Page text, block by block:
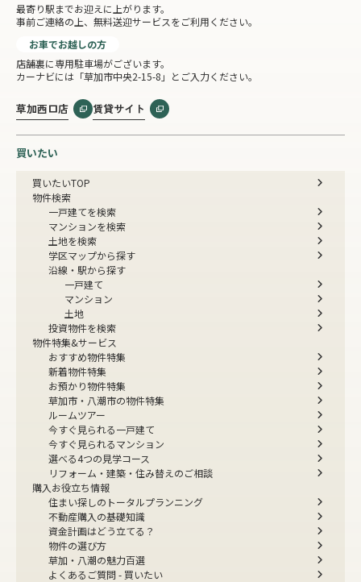
最寄り駅までお迎えに上がります。
事前ご連絡の上、無料送迎サービスをご利用ください。
お車でお越しの方
店舗裏に専用駐車場がございます。
カーナビには「草加市中央2-15-8」とご入力ください。
草加西口店 賃貸サイト
買いたい
買いたいTOP
物件検索
一戸建てを検索
マンションを検索
土地を検索
学区マップから探す
沿線・駅から探す
一戸建て
マンション
土地
投資物件を検索
物件特集&サービス
おすすめ物件特集
新着物件特集
お預かり物件特集
草加市・八潮市の物件特集
ルームツアー
今すぐ見られる一戸建て
今すぐ見られるマンション
選べる4つの見学コース
リフォーム・建築・住み替えのご相談
購入お役立ち情報
住まい探しのトータルプランニング
不動産購入の基礎知識
資金計画はどう立てる？
物件の選び方
草加・八潮の魅力百選
よくあるご質問 - 買いたい